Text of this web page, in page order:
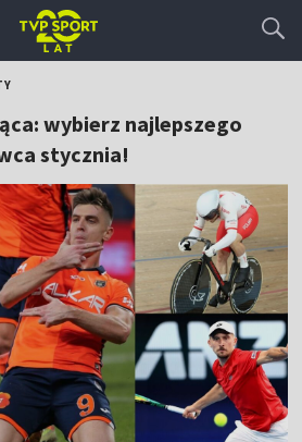
wybierz najlepszego
stycznia!